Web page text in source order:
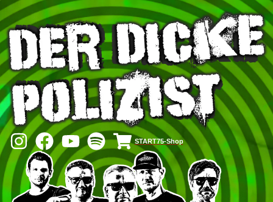
START75-Shop